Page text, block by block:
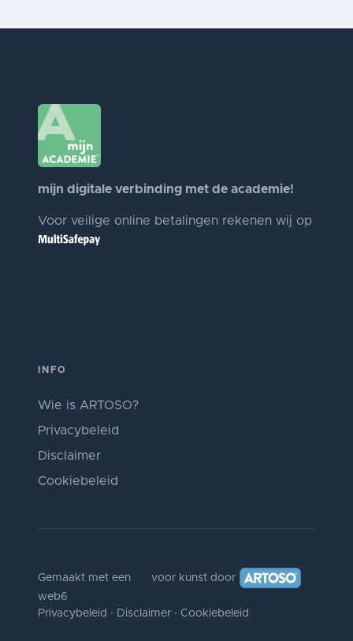
mijn digitale verbinding met de academie!
Voor veilige online betalingen rekenen wij op
INFO
Wie is ARTOSO?
Privacybeleid
Disclaimer
Cookiebeleid
Gemaakt met een
voor kunst door
web6
Privacybeleid · Disclaimer · Cookiebeleid